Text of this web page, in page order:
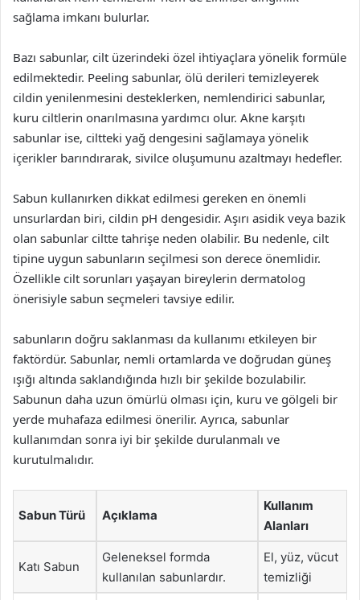
sağlama imkanı bulurlar.
Bazı sabunlar, cilt üzerindeki özel ihtiyaçlara yönelik formüle
edilmektedir. Peeling sabunlar, ölü derileri temizleyerek
cildin yenilenmesini desteklerken, nemlendirici sabunlar,
kuru ciltlerin onarılmasına yardımcı olur. Akne karşıtı
sabunlar ise, ciltteki yağ dengesini sağlamaya yönelik
içerikler barındırarak, sivilce oluşumunu azaltmayı hedefler.
Sabun kullanırken dikkat edilmesi gereken en önemli
unsurlardan biri, cildin pH dengesidir. Aşırı asidik veya bazik
olan sabunlar ciltte tahrişe neden olabilir. Bu nedenle, cilt
tipine uygun sabunların seçilmesi son derece önemlidir.
Özellikle cilt sorunları yaşayan bireylerin dermatolog
önerisiyle sabun seçmeleri tavsiye edilir.
sabunların doğru saklanması da kullanımı etkileyen bir
faktördür. Sabunlar, nemli ortamlarda ve doğrudan güneş
ışığı altında saklandığında hızlı bir şekilde bozulabilir.
Sabunun daha uzun ömürlü olması için, kuru ve gölgeli bir
yerde muhafaza edilmesi önerilir. Ayrıca, sabunlar
kullanımdan sonra iyi bir şekilde durulanmalı ve
kurutulmalıdır.
Sabun Türü Açıklama
Kullanım
Alanları
Katı Sabun
Geleneksel formda
kullanılan sabunlardır.
El, yüz, vücut
temizliği